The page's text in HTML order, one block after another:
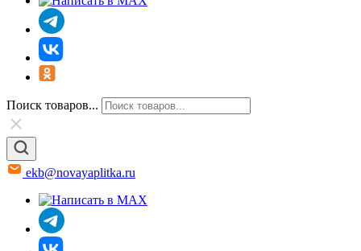
Поиск товаров...
ekb@novayaplitka.ru